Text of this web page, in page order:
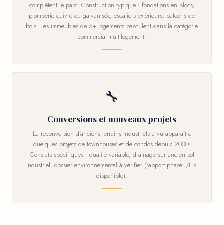
complètent le parc. Construction typique : fondations en blocs,
plomberie cuivre ou galvanisée, escaliers extérieurs, balcons de
bois. Les immeubles de 5+ logements basculent dans la catégorie
commercial-multilogement.
🔧
Conversions et nouveaux projets
La reconversion d'anciens terrains industriels a vu apparaître
quelques projets de townhouses et de condos depuis 2000.
Constats spécifiques : qualité variable, drainage sur ancien sol
industriel, dossier environnemental à vérifier (rapport phase I/II si
disponible).